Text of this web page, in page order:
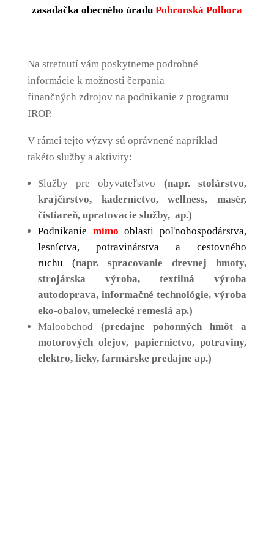
zasadačka obecného úraduPohronská Polhora
Na stretnutí vám poskytneme podrobné
informácie k možnosti čerpania
finančných zdrojov na podnikanie z programu
IROP.
V rámci tejto výzvy sú oprávnené napríklad
takéto služby a aktivity:
Služby pre obyvateľstvo (napr. stolárstvo,
krajčírstvo, kaderníctvo, wellness, masér,
čistiareň, upratovacie služby, ap.)
Podnikanie mimooblasti poľnohospodárstva,
lesníctva, potravinárstva a cestovného
ruchu
(napr. spracovanie drevnej hmoty,
strojárska výroba, textilná výroba
autodoprava, informačné technológie, výroba
eko-obalov, umelecké remeslá ap.)
Maloobchod (predajne pohonných hmôt a
motorových olejov, papiernictvo, potraviny,
elektro, lieky, farmárske predajne ap.)